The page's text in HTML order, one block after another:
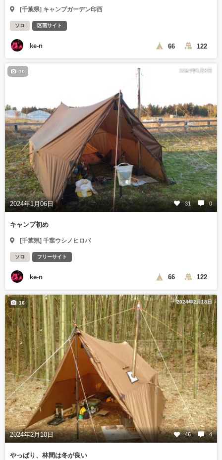
[千葉県] キャンプガーデン印西
ソロ 区画サイト
ke-n 66 122
2024年1月8日
2024年1月06日 31 0
10
キャンプ初め
[千葉県] 千葉ウシノヒロバ
ソロ フリーサイト
ke-n 66 122
2024年2月18日
2024年2月10日 46 4
16
やっぱり、林間は冬が良い